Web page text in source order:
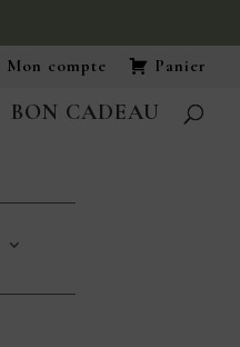
Mon compte Panier
BON CADEAU